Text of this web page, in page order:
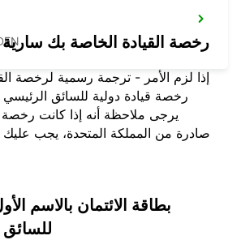
رخصة القيادة الخاصة بك
إذا لزم الأمر - ترجمة رسمية لرخصة
رخصة قيادة دولية للسائق
يرجى ملاحظة أنه إذا كانت رخصة
صادرة من المملكة المتحدة، يجب عليك
بطاقة الائتمان بالاسم